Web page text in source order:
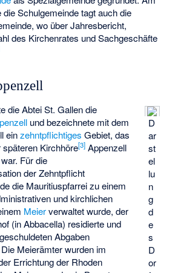
Schulgemeinde tagt auch die
wo über Jahresbericht,
des Kirchenrates und Sachgeschäfte
D
ar
st
el
lu
n
g
d
e
s
D
or
die Abtei St. Gallen die
und bezeichnete mit dem
einzehntpflichtiges Gebiet, das
Kirchhöre[3] Appenzell
Für die
der Zehntpflicht
die Mauritiuspfarrei zu einem
und kirchlichen
Meierverwaltet wurde, der
(in Abbacella) residierte und
Abgaben
Meierämter wurden im
Errichtung der Rhoden